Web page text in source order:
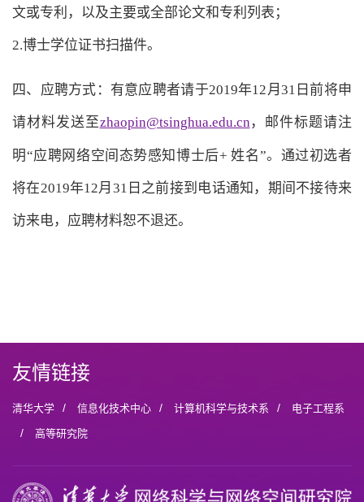
文或专利，以及主要或全部论文和专利列表；
2.博士学位证书扫描件。
四、应聘方式：有意应聘者请于2019年12月31日前将申
请材料发送至zhaopin@tsinghua.edu.cn ，邮件标题请注
明“应聘网络空间态势感知博士后+ 姓名”。通过初选者
将在2019年12月31日之前接到电话通知，期间不接待来
访来电，应聘材料恕不退还。
友情链接
清华大学 / 信息化技术中心 / 计算机科学与技术系 / 电子工程系
/ 高等研究院